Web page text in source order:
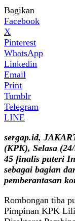
Bagikan
Facebook
X
Pinterest
WhatsApp
Linkedin
Email
Print
Tumblr
Telegram
LINE
sergap.id,
(KPK), Selasa
45 finalis puteri
sebagai bagian
pemberantasan
Rombongan tiba
Pimpinan KPK Lili